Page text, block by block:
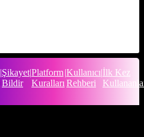
|Şikayet
Bildir
|Platform
Kuralları
|Kullanıcı
Rehberi
|İlk Kez